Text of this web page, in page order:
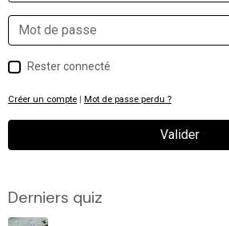
Rester connecté
Créer un compte Mot de passe perdu ?
Valider
Derniers quiz